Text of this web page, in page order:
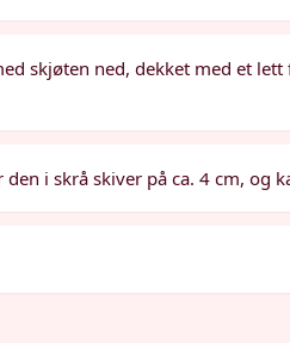
skjøten ned, dekket med et
i skrå skiver på ca. 4 cm, og